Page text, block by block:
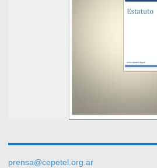
prensa@cepetel.org.ar